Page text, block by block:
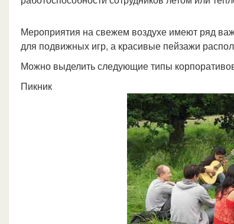
Мероприятия на свежем воздухе имеют ряд
для подвижных игр, а красивые пейзажи
Можно выделить следующие типы
Пикник